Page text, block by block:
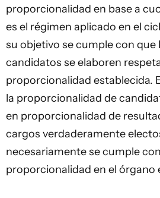
proporcionalidad en base a
es el régimen aplicado en el
su objetivo se cumple con que
candidatos se elaboren
proporcionalidad establecida.
la proporcionalidad de
en proporcionalidad de
cargos verdaderamente
necesariamente se cumple
proporcionalidad en el órgano